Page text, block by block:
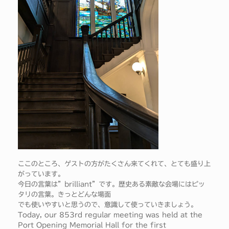
ここのところ、ゲストの方がたくさん来てくれて、とても盛り上
がっています。
今日の言葉は”brilliant”です。歴史ある素敵な会場にはピッ
タリの言葉。きっとどんな場面
でも使いやすいと思うので、意識して使っていきましょう。
Today, our 853rd regular meeting was held at the
Port Opening Memorial Hall for the first